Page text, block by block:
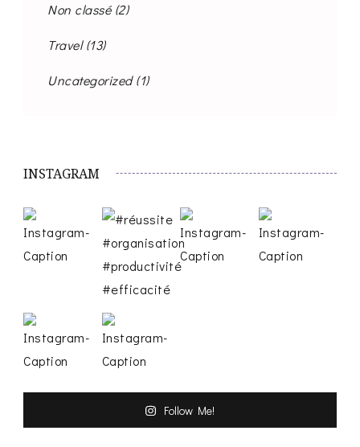
Non classé(2)
Travel(13)
Uncategorized(1)
INSTAGRAM
Follow Me!